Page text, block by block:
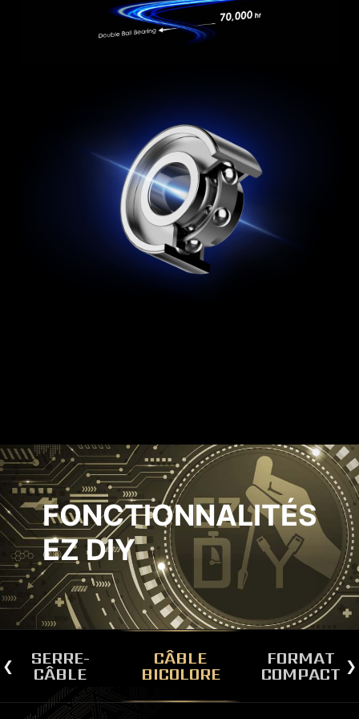
L'ALIMENTATION ULTIME
Le port de sortie est compatible avec la
norme Intel PSDG (Power Supply Design
Guide) ATX 3.1 et permet au bloc
FONCTIONNALITÉS
EZ DIY
SERRE-
CÂBLE
CÂBLE
BICOLORE
FORMAT
COMPACT